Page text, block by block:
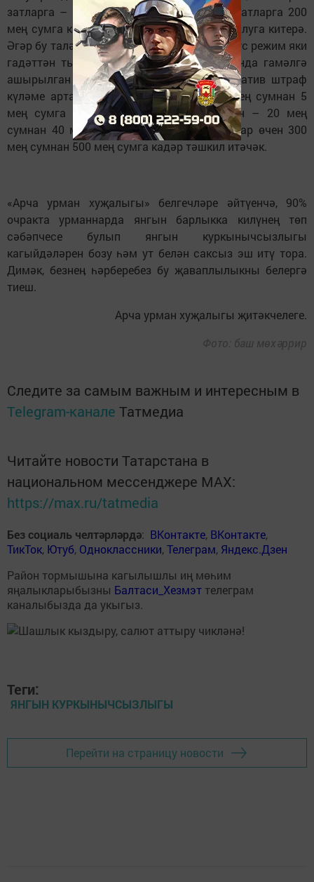
затларга – 20 мең сумга кадәр, юридик затларга 200
мең сумга кадәр административ штраф салуга китерә.
Әгәр бу таләпне бозу янгынга каршы махсус режим яки
гадәттән тыш хәлләр режимы шартларында гамәлгә
ашырылган булса, бу очракта административ штраф
күләме арта һәм гражданнар өчен – 4 мең сумнан 5
мең сумга кадәр, вазыйфаи затлар өчен – 20 мең
сумнан 40 мең сумга кадәр, юридик затлар өчен 300
мең сумнан 500 мең сумга кадәр тәшкил итәчәк.
«Арча урман хуҗалыгы» белгечләре әйтүенчә, 90%
очракта урманнарда янгын барлыкка килүнең төп
сәбәпчесе булып янгын куркынычсызлыгы
кагыйдәләрен бозу һәм ут белән саксыз эш итү тора.
Димәк, безнеӊ һәрберебез бу җаваплылыкны белергә
тиеш.
Арча урман хуҗалыгы җитәкчелеге.
Фото: баш мөхәррир
Следите за самым важным и интересным в
Telegram-канале Татмедиа
Читайте новости Татарстана в
национальном мессенджере MАХ:
https://max.ru/tatmedia
Без социаль челтәрләрдә: ВКонтакте, ВКонтакте,
ТикТок, Ютуб, Одноклассники,Телеграм, Яндекс.Дзен
Район тормышына кагылышлы иң мөһим
яңалыкларыбызны Балтаси_Хезмэт телеграм
каналыбызда да укыгыз.
Теги:
ЯНГЫН КУРКЫНЫЧСЫЗЛЫГЫ
Перейти на страницу новости